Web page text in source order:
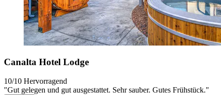
Canalta Hotel Lodge
10/10 Hervorragend
"Gut gelegen und gut ausgestattet. Sehr sauber. Gutes Frühstück."